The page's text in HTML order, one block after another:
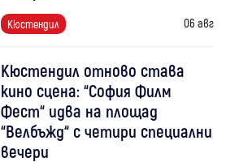
Кюстендил 06 авг
Кюстендил отново става
кино сцена: “София Филм
Фест“ идва на площад
“Велбъжд“ с четири специални
вечери